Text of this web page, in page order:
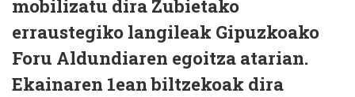
mobilizatu dira Zubietako
erraustegiko langileak Gipuzkoako
Foru Aldundiaren egoitza atarian.
Ekainaren 1ean biltzekoak dira